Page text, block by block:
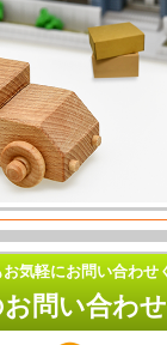
気軽にお問い合わせ
問い合わ